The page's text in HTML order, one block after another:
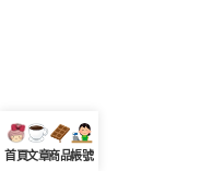
首頁文章商品帳號